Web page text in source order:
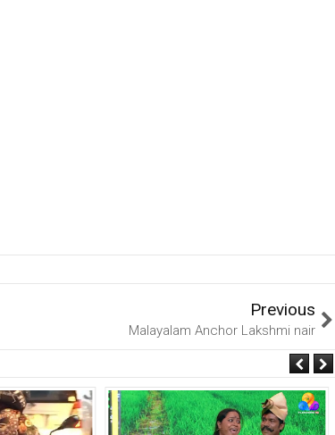
Previous
Malayalam Anchor Lakshmi nair